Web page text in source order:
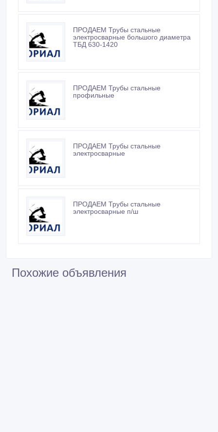
ПРОДАЕМ Трубы стальные
электросварные большого диаметра
ТБД 630-1420
ПРОДАЕМ Трубы стальные
профильные
ПРОДАЕМ Трубы стальные
электросварные
ПРОДАЕМ Трубы стальные
электросварные п/ш
Похожие объявления